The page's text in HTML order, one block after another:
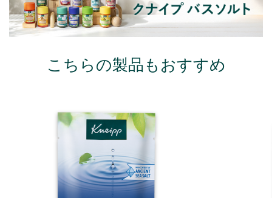
こちらの製品もおすすめ